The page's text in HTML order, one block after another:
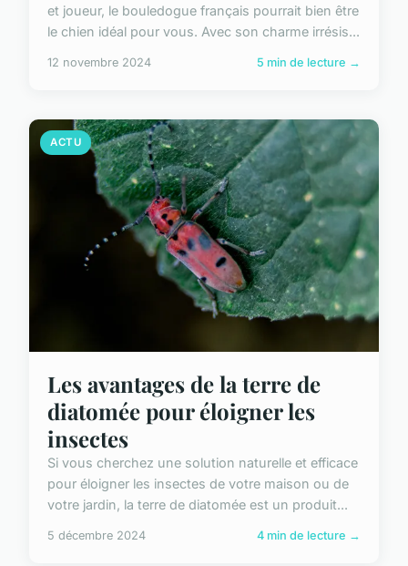
et joueur, le bouledogue français pourrait bien être
le chien idéal pour vous. Avec son charme irrésis...
12 novembre 2024 5 min de lecture →
ACTU
Les avantages de la terre de
diatomée pour éloigner les
insectes
Si vous cherchez une solution naturelle et efficace
pour éloigner les insectes de votre maison ou de
votre jardin, la terre de diatomée est un produit...
5 décembre 2024 4 min de lecture →